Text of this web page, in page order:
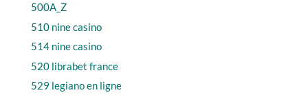
500A_Z
510 nine casino
514 nine casino
520 librabet france
529 legiano en ligne